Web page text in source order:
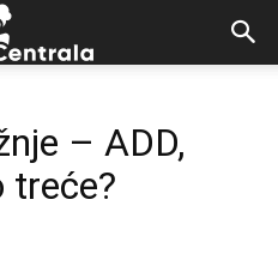
– ADD,
treće?